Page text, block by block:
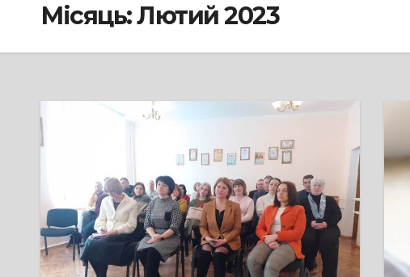
Місяць:Лютий 2023